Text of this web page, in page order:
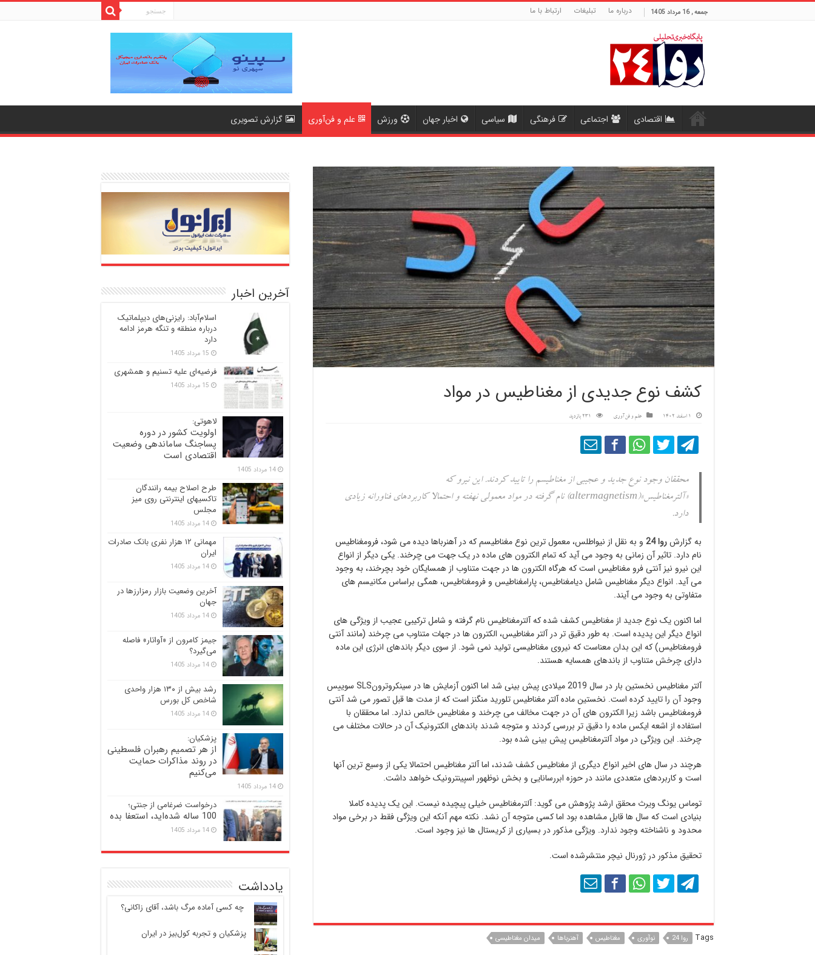
جمعه , 16 مرداد 1405 درباره ما تبلیغات ارتباط با ما
اقتصادی اجتماعی فرهنگی سیاسی اخبار جهان ورزش علم و فن‌آوری گزارش تصویری
کشف نوع جدیدی از مغناطیس در مواد
1 اسفند 1402 علم و فن‌آوری 231 بازدید
محققان وجود نوع جدید و عجیبی از مغناطیسم را تایید کردند. این نیرو که
«آلترمغناطیس»(altermagnetism) نام گرفته در مواد معمولی نهفته و احتمالا کاربردهای فناورانه زیادی
دارد.
به گزارشروا 24
و به نقل از نیواطلس، معمول ترین نوع مغناطیسم که در آهنرباها دیده می شود، فرومغناطیس
نام دارد. تاثیر آن زمانی به وجود می آید که تمام الکترون های ماده در یک جهت می چرخند. یکی دیگر از انواع
این نیرو نیز آنتی فرو مغناطیس است که هرگاه الکترون ها در جهت متناوب از همسایگان خود بچرخند، به وجود
می آید. انواع دیگر مغناطیس شامل دیامغناطیس، پارامغناطیس و فرومغناطیس، همگی براساس مکانیسم های
متفاوتی به وجود می آیند.
اما اکنون یک نوع جدید از مغناطیس کشف شده که آلترمغناطیس نام گرفته و شامل ترکیبی عجیب از ویژگی های
انواع دیگر این پدیده است. به طور دقیق تر در آلتر مغناطیس، الکترون ها در جهات متناوب می چرخند (مانند آنتی
فرومغناطیس) که این بدان معناست که نیروی مغناطیسی تولید نمی شود. از سوی دیگر باندهای انرژی این ماده
دارای چرخش متناوب از باندهای همسایه هستند.
آلتر مغناطیس نخستین بار در سال 2019 میلادی پیش بینی شد اما اکنون آزمایش ها در سینکروترونSLS سوییس
وجود آن را تایید کرده است. نخستین ماده آلتر مغناطیس تلورید منگنز است که از مدت ها قبل تصور می شد آنتی
فرومغناطیس باشد زیرا الکترون های آن در جهت مخالف می چرخند و مغناطیس خالص ندارد. اما محققان با
استفاده از اشعه ایکس ماده را دقیق تر بررسی کردند و متوجه شدند باندهای الکترونیک آن در حالات مختلف می
چرخند. این ویژگی در مواد آلترمغناطیس پیش بینی شده بود.
هرچند در سال های اخیر انواع دیگری از مغناطیس کشف شدند، اما آلتر مغناطیس احتمالا یکی از وسیع ترین آنها
است و کاربردهای متعددی مانند در حوزه ابررسانایی و بخش نوظهور اسپینترونیک خواهد داشت.
توماس یونگ ویرث محقق ارشد پژوهش می گوید: آلترمغناطیس خیلی پیچیده نیست. این یک پدیده کاملا
بنیادی است که سال ها قابل مشاهده بود اما کسی متوجه آن نشد. نکته مهم آنکه این ویژگی فقط در برخی مواد
محدود و ناشناخته وجود ندارد. ویژگی مذکور در بسیاری از کریستال ها نیز وجود است.
تحقیق مذکور در ژورنال نیچر منتشرشده است.
Tags روا 24 نوآوری مغناطیس آهنرباها میدان مغناطیسی
آخرین اخبار
اسلام‌آباد: رایزنی‌های دیپلماتیک
درباره منطقه و تنگه هرمز ادامه
دارد
15 مرداد 1405
فرضیه‌ای علیه تسنیم و همشهری
15 مرداد 1405
لاهوتی:
اولویت کشور در دوره
پساجنگ ساماندهی وضعیت
اقتصادی است
14 مرداد 1405
طرح اصلاح بیمه رانندگان
تاکسیهای اینترنتی روی میز
مجلس
14 مرداد 1405
مهمانی ۱۲ هزار نفری بانک صادرات
ایران
14 مرداد 1405
آخرین وضعیت بازار رمزارزها در
جهان
14 مرداد 1405
جیمز کامرون از «آواتار» فاصله
می‌گیرد؟
14 مرداد 1405
رشد بیش از ۱۳۰ هزار واحدی
شاخص کل بورس
14 مرداد 1405
پزشکیان:
از هر تصمیم رهبران فلسطینی
در روند مذاکرات حمایت
می‌کنیم
14 مرداد 1405
درخواست ضرغامی از جنتی؛
100 ساله شده‌اید، استعفا بده
14 مرداد 1405
یادداشت
‍ چه کسی آماده مرگ باشد، آقای زاکانی؟
پزشکیان و تجربه کول‌بیز در ایران